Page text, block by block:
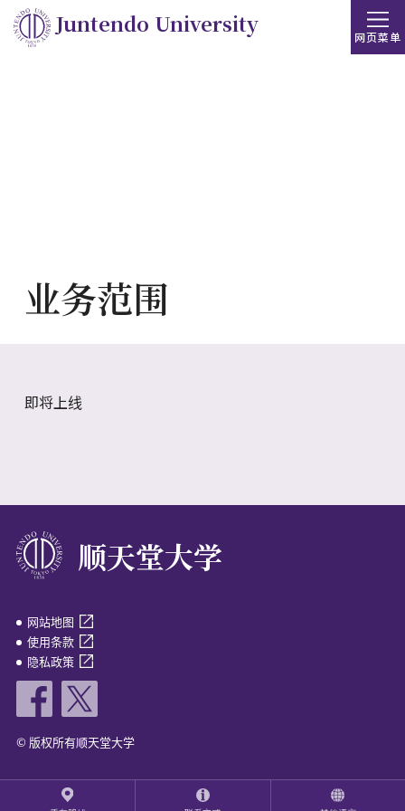
Juntendo University
网页菜单
业务范围
即将上线
顺天堂大学
网站地图
使用条款
隐私政策
© 版权所有顺天堂大学